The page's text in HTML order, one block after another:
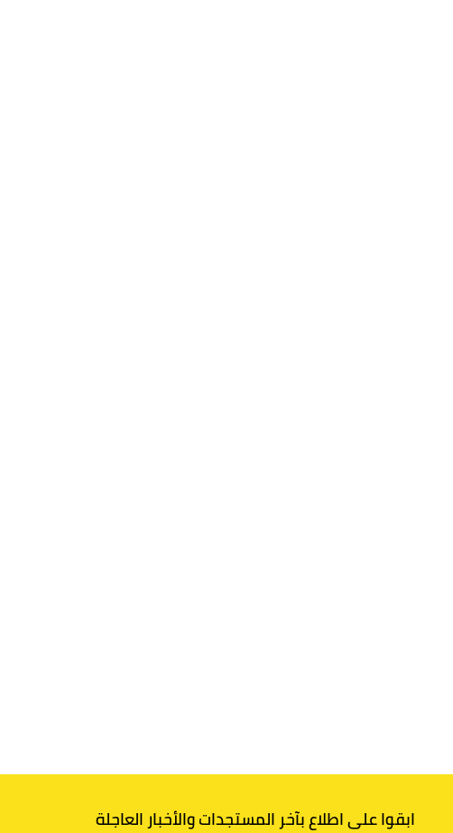
ابقوا على اطلاع بآخر المستجدات والأخبار العاجلة